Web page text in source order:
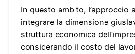
In questo ambito, l’approccio
integrare la dimensione
struttura economica
considerando il costo del